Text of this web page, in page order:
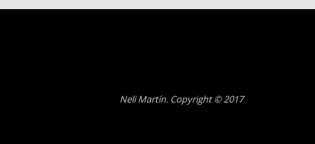
Neli Martín. Copyright © 2017